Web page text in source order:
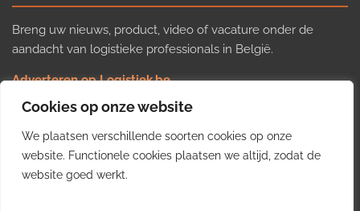
Cookies op onze website
We plaatsen verschillende soorten cookies op onze
website. Functionele cookies plaatsen we altijd, zodat de
website goed werkt.
Breng uw nieuws, product, video of vacature onder de
aandacht van logistieke professionals in België.
Adverteren op Logistiek.be
Nieuws insturen
Uw video op Logistiek.TV
Job plaatsen
Gratis wekelijkse update